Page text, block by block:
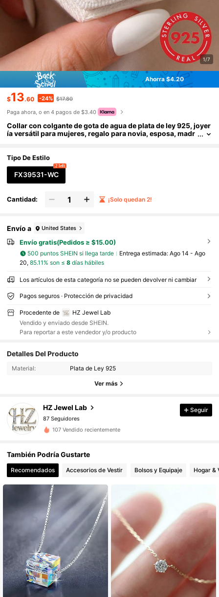
1/7
Ahorra $4.20
$13.60 -24% $17.80
Paga ahora, o en 4 pagos de $3.40
Collar con colgante de gota de agua de plata de ley 925, joyer
ía versátil para mujeres, regalo para novia, esposa, madr
Tipo De Estilo
FX39531-WC
2 left
Cantidad: ¡Solo quedan 2!
Envío a United States
Envío gratis(Pedidos ≥ $15.00)
500 puntos SHEIN si llega tarde Entrega estimada: Ago 14 - Ago
20, 85.11% son ≤ 8días hábiles
Los artículos de esta categoría no se pueden devolver ni cambiar
Pagos seguros · Protección de privacidad
Procedente de
HZ Jewel Lab
Vendido y enviado desde SHEIN.
Para reportar a este vendedor y/o producto
Detalles Del Producto
Material: Plata de Ley 925
Ver más
HZ Jewel Lab
87 Seguidores
87 Seguidores
87 Seguidores
87 Seguidores
87 Seguidores
87 Seguidores
87 Seguidores
87 Seguidores
Seguir
107 Vendido recientemente
También Podría Gustarte
Recomendados Accesorios de Vestir Bolsos y Equipaje Hogar &